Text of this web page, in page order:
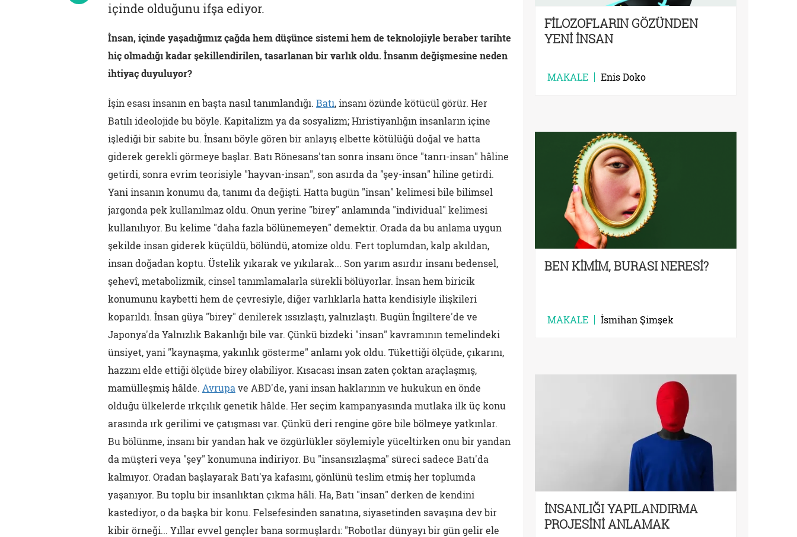
içinde olduğunu ifşa ediyor.
İnsan, içinde yaşadığımız çağda hem düşünce sistemi hem de teknolojiyle beraber tarihte
hiç olmadığı kadar şekillendirilen, tasarlanan bir varlık oldu. İnsanın değişmesine neden
ihtiyaç duyuluyor?
İşin esası insanın en başta nasıl tanımlandığı. Batı, insanı özünde kötücül görür. Her
Batılı ideolojide bu böyle. Kapitalizm ya da sosyalizm; Hıristiyanlığın insanların içine
işlediği bir sabite bu. İnsanı böyle gören bir anlayış elbette kötülüğü doğal ve hatta
giderek gerekli görmeye başlar. Batı Rönesans'tan sonra insanı önce "tanrı-insan" hâline
getirdi, sonra evrim teorisiyle "hayvan-insan", son asırda da "şey-insan" hiline getirdi.
Yani insanın konumu da, tanımı da değişti. Hatta bugün "insan" kelimesi bile bilimsel
jargonda pek kullanılmaz oldu. Onun yerine "birey" anlamında "individual" kelimesi
kullanılıyor. Bu kelime "daha fazla bölünemeyen" demektir. Orada da bu anlama uygun
şekilde insan giderek küçüldü, bölündü, atomize oldu. Fert toplumdan, kalp akıldan,
insan doğadan koptu. Üstelik yıkarak ve yıkılarak... Son yarım asırdır insanı bedensel,
şehevî, metabolizmik, cinsel tanımlamalarla sürekli bölüyorlar. İnsan hem biricik
konumunu kaybetti hem de çevresiyle, diğer varlıklarla hatta kendisiyle ilişkileri
koparıldı. İnsan güya "birey" denilerek ıssızlaştı, yalnızlaştı. Bugün İngiltere'de ve
Japonya'da Yalnızlık Bakanlığı bile var. Çünkü bizdeki "insan" kavramının temelindeki
ünsiyet, yani "kaynaşma, yakınlık gösterme" anlamı yok oldu. Tükettiği ölçüde, çıkarını,
hazzını elde ettiği ölçüde birey olabiliyor. Kısacası insan zaten çoktan araçlaşmış,
mamülleşmiş hâlde. Avrupa ve ABD'de, yani insan haklarının ve hukukun en önde
olduğu ülkelerde ırkçılık genetik hâlde. Her seçim kampanyasında mutlaka ilk üç konu
arasında ırk gerilimi ve çatışması var. Çünkü deri rengine göre bile bölmeye yatkınlar.
Bu bölünme, insanı bir yandan hak ve özgürlükler söylemiyle yüceltirken onu bir yandan
da müşteri veya "şey" konumuna indiriyor. Bu "insansızlaşma" süreci sadece Batı'da
kalmıyor. Oradan başlayarak Batı'ya kafasını, gönlünü teslim etmiş her toplumda
yaşanıyor. Bu toplu bir insanlıktan çıkma hâli. Ha, Batı "insan" derken de kendini
kastediyor, o da başka bir konu. Felsefesinden sanatına, siyasetinden savaşına dev bir
kibir örneği... Yıllar evvel gençler bana sormuşlardı: "Robotlar dünyayı bir gün gelir ele
FİLOZOFLARIN GÖZÜNDEN
YENİ İNSAN
MAKALE Enis Doko
BEN KİMİM, BURASI NERESİ?
MAKALE İsmihan Şimşek
İNSANLIĞI YAPILANDIRMA
PROJESİNİ ANLAMAK